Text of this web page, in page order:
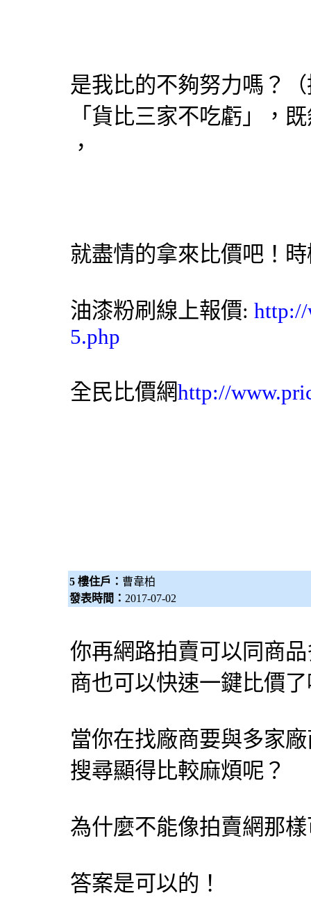
是我比的不夠努力嗎？
「貨比三家不吃虧」，
，
就盡情的拿來比價吧！
油漆粉刷 線上報價: http://
5.php
全民比價網http://
5 樓住戶： 曹韋柏
發表時間： 2017-07-02
你再網路拍賣可以同商
商也可以快速一鍵比價
當你在找廠商要與多家
搜尋顯得比較麻煩呢？
為什麼不能像拍賣網那
答案是可以的！